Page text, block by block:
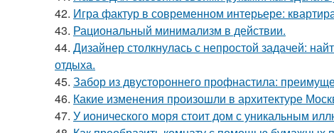
42. Игра фактур в современном интерьере:
43. Рациональный минимализм в действии.
44. Дизайнер столкнулась с непростой задачей:
отдыха.
45. Забор из двустороннего профнастила:
46. Какие изменения произошли в архитектуре
47. У ионического моря стоит дом с уникальным